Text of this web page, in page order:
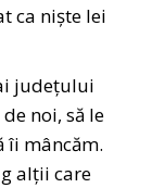
ca niște lei
județului
noi, să le
îi mâncăm.
alții care